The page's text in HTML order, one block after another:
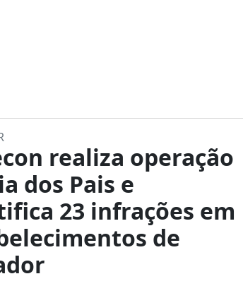
realiza operação
dos Pais e
23 infrações em
de